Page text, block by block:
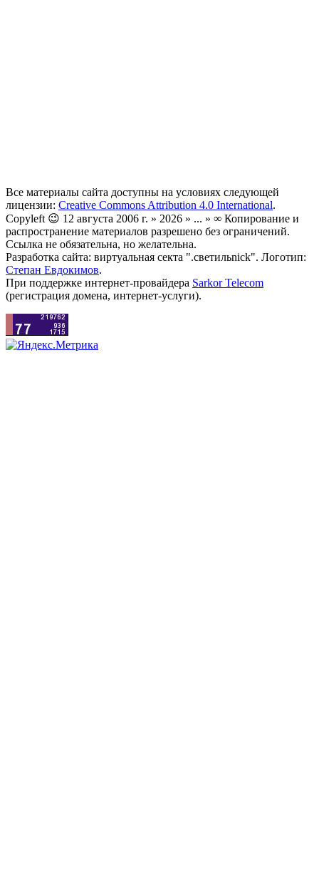
Все материалы сайта доступны на условиях следующей
лицензии: Creative Commons Attribution 4.0 International.
Copyleft 😉 12 августа 2006 г. » 2026 » ... » ∞ Копирование и
распространение материалов разрешено без ограничений.
Ссылка не обязательна, но желательна.
Разработка сайта: виртуальная секта ".светильnick". Логотип:
Степан Евдокимов.
При поддержке интернет-провайдера Sarkor Telecom
(регистрация домена, интернет-услуги).